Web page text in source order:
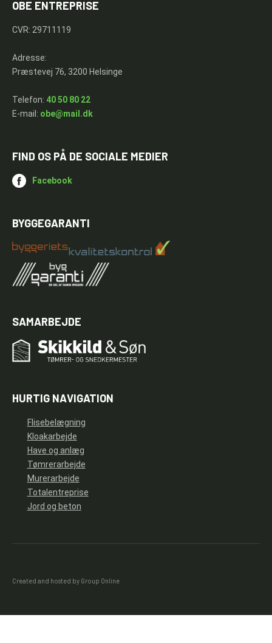
OBE ENTREPRISE
CVR: 29711119
Adresse:
Præstevej 76, 3200 Helsinge
Telefon: 40 50 80 22
E-mail: obe@mail.dk
FIND OS PÅ DE SOCIALE MEDIER
Facebook
BYGGEGARANTI
SAMARBEJDE
HURTIG NAVIGATION
Flisebelægning
Kloakarbejde
Have og anlæg
Tømrerarbejde
Murerarbejde
Totalentreprise
Jord og beton
Created and hosted by Group Online